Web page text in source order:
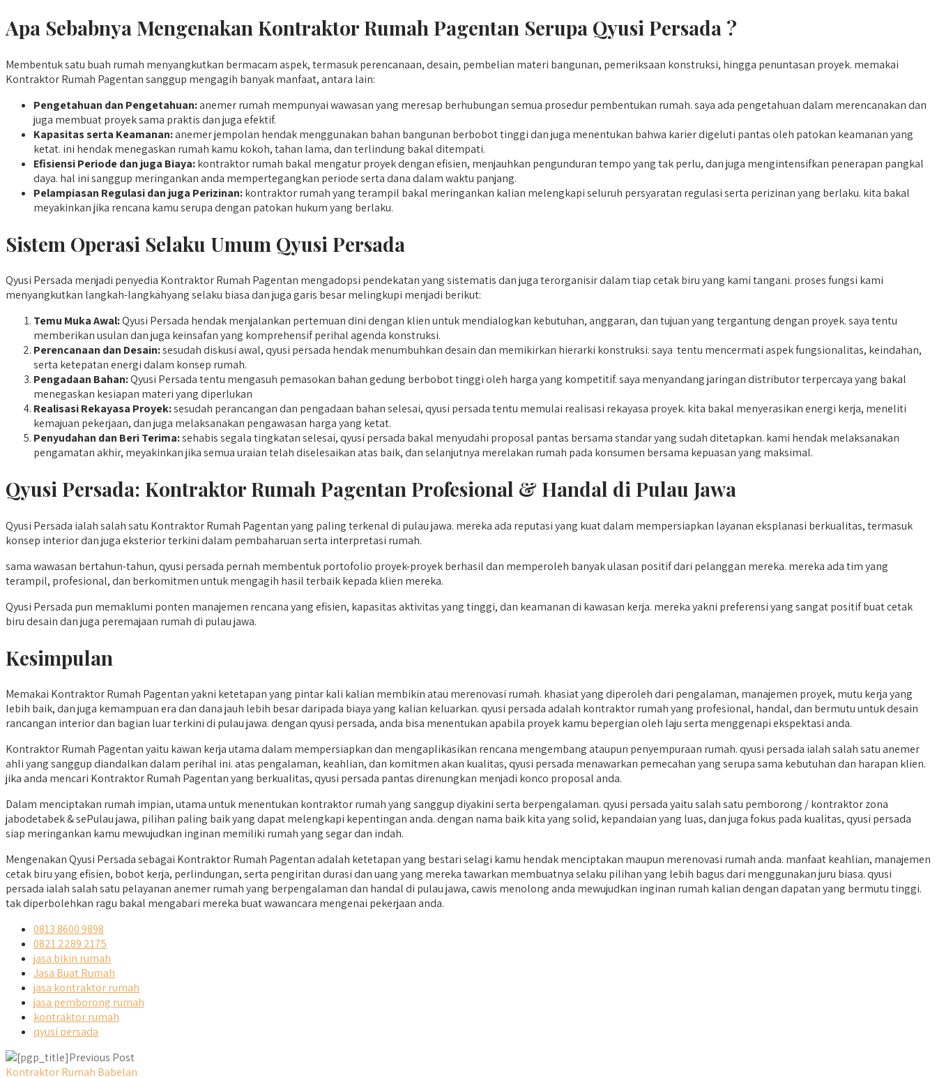
Apa Sebabnya Mengenakan Kontraktor Rumah Pagentan Serupa Qyusi Persada ?
Membentuk satu buah rumah menyangkutkan bermacam aspek, termasuk perencanaan, desain, pembelian materi bangunan, pemeriksaan konstruksi, hingga penuntasan proyek. memakai
Kontraktor Rumah Pagentan sanggup mengagih banyak manfaat, antara lain:
Pengetahuan dan Pengetahuan:anemer rumah mempunyai wawasan yang meresap berhubungan semua prosedur pembentukan rumah. saya ada pengetahuan dalam merencanakan dan
juga membuat proyek sama praktis dan juga efektif.
Kapasitas serta Keamanan:anemer jempolan hendak menggunakan bahan bangunan berbobot tinggi dan juga menentukan bahwa karier digeluti pantas oleh patokan keamanan yang
ketat. ini hendak menegaskan rumah kamu kokoh, tahan lama, dan terlindung bakal ditempati.
Efisiensi Periode dan juga Biaya:kontraktor rumah bakal mengatur proyek dengan efisien, menjauhkan pengunduran tempo yang tak perlu, dan juga mengintensifkan penerapan pangkal
daya. hal ini sanggup meringankan anda mempertegangkan periode serta dana dalam waktu panjang.
Pelampiasan Regulasi dan juga Perizinan:kontraktor rumah yang terampil bakal meringankan kalian melengkapi seluruh persyaratan regulasi serta perizinan yang berlaku. kita bakal
meyakinkan jika rencana kamu serupa dengan patokan hukum yang berlaku.
Sistem Operasi Selaku Umum Qyusi Persada
Qyusi Persada menjadi penyedia Kontraktor Rumah Pagentan mengadopsi pendekatan yang sistematis dan juga terorganisir dalam tiap cetak biru yang kami tangani. proses fungsi kami
menyangkutkan langkah-langkahyang selaku biasa dan juga garis besar melingkupi menjadi berikut:
Temu Muka Awal:Qyusi Persada hendak menjalankan pertemuan dini dengan klien untuk mendialogkan kebutuhan, anggaran, dan tujuan yang tergantung dengan proyek. saya tentu
memberikan usulan dan juga keinsafan yang komprehensif perihal agenda konstruksi.
Perencanaan dan Desain:sesudah diskusi awal, qyusi persada hendak menumbuhkan desain dan memikirkan hierarki konstruksi. saya tentu mencermati aspek fungsionalitas, keindahan,
serta ketepatan energi dalam konsep rumah.
Pengadaan Bahan:Qyusi Persada tentu mengasuh pemasokan bahan gedung berbobot tinggi oleh harga yang kompetitif. saya menyandang jaringan distributor terpercaya yang bakal
menegaskan kesiapan materi yang diperlukan
Realisasi Rekayasa Proyek:sesudah perancangan dan pengadaan bahan selesai, qyusi persada tentu memulai realisasi rekayasa proyek. kita bakal menyerasikan energi kerja, meneliti
kemajuan pekerjaan, dan juga melaksanakan pengawasan harga yang ketat.
Penyudahan dan Beri Terima:sehabis segala tingkatan selesai, qyusi persada bakal menyudahi proposal pantas bersama standar yang sudah ditetapkan. kami hendak melaksanakan
pengamatan akhir, meyakinkan jika semua uraian telah diselesaikan atas baik, dan selanjutnya merelakan rumah pada konsumen bersama kepuasan yang maksimal.
Qyusi Persada: Kontraktor Rumah Pagentan Profesional & Handal di Pulau Jawa
Qyusi Persada ialah salah satu Kontraktor Rumah Pagentan yang paling terkenal di pulau jawa. mereka ada reputasi yang kuat dalam mempersiapkan layanan eksplanasi berkualitas, termasuk
konsep interior dan juga eksterior terkini dalam pembaharuan serta interpretasi rumah.
sama wawasan bertahun-tahun, qyusi persada pernah membentuk portofolio proyek-proyek berhasil dan memperoleh banyak ulasan positif dari pelanggan mereka. mereka ada tim yang
terampil, profesional, dan berkomitmen untuk mengagih hasil terbaik kepada klien mereka.
Qyusi Persada pun memaklumi ponten manajemen rencana yang efisien, kapasitas aktivitas yang tinggi, dan keamanan di kawasan kerja. mereka yakni preferensi yang sangat positif buat cetak
biru desain dan juga peremajaan rumah di pulau jawa.
Kesimpulan
Memakai Kontraktor Rumah Pagentan yakni ketetapan yang pintar kali kalian membikin atau merenovasi rumah. khasiat yang diperoleh dari pengalaman, manajemen proyek, mutu kerja yang
lebih baik, dan juga kemampuan era dan dana jauh lebih besar daripada biaya yang kalian keluarkan. qyusi persada adalah kontraktor rumah yang profesional, handal, dan bermutu untuk desain
rancangan interior dan bagian luar terkini di pulau jawa. dengan qyusi persada, anda bisa menentukan apabila proyek kamu bepergian oleh laju serta menggenapi ekspektasi anda.
Kontraktor Rumah Pagentan yaitu kawan kerja utama dalam mempersiapkan dan mengaplikasikan rencana mengembang ataupun penyempuraan rumah. qyusi persada ialah salah satu anemer
ahli yang sanggup diandalkan dalam perihal ini. atas pengalaman, keahlian, dan komitmen akan kualitas, qyusi persada menawarkan pemecahan yang serupa sama kebutuhan dan harapan klien.
jika anda mencari Kontraktor Rumah Pagentan yang berkualitas, qyusi persada pantas direnungkan menjadi konco proposal anda.
Dalam menciptakan rumah impian, utama untuk menentukan kontraktor rumah yang sanggup diyakini serta berpengalaman. qyusi persada yaitu salah satu pemborong / kontraktor zona
jabodetabek & sePulau jawa, pilihan paling baik yang dapat melengkapi kepentingan anda. dengan nama baik kita yang solid, kepandaian yang luas, dan juga fokus pada kualitas, qyusi persada
siap meringankan kamu mewujudkan inginan memiliki rumah yang segar dan indah.
Mengenakan Qyusi Persada sebagai Kontraktor Rumah Pagentan adalah ketetapan yang bestari selagi kamu hendak menciptakan maupun merenovasi rumah anda. manfaat keahlian, manajemen
cetak biru yang efisien, bobot kerja, perlindungan, serta pengiritan durasi dan uang yang mereka tawarkan membuatnya selaku pilihan yang lebih bagus dari menggunakan juru biasa. qyusi
persada ialah salah satu pelayanan anemer rumah yang berpengalaman dan handal di pulau jawa, cawis menolong anda mewujudkan inginan rumah kalian dengan dapatan yang bermutu tinggi.
tak diperbolehkan ragu bakal mengabari mereka buat wawancara mengenai pekerjaan anda.
0813 8600 9898
0821 2289 2175
jasa bikin rumah
Jasa Buat Rumah
jasa kontraktor rumah
jasa pemborong rumah
kontraktor rumah
qyusi persada
Previous Post
Kontraktor Rumah Babelan